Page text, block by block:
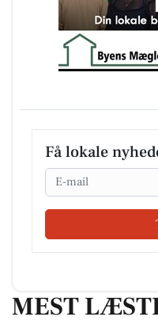
Få lokale
Email
MEST